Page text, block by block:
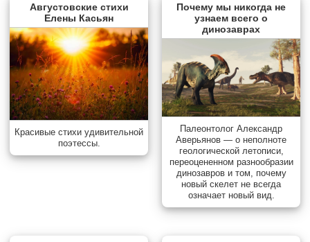
Августовские стихи
Елены Касьян
Красивые стихи удивительной
поэтессы.
Почему мы никогда не
узнаем всего о
динозаврах
Палеонтолог Александр
Аверьянов — о неполноте
геологической летописи,
переоцененном разнообразии
динозавров и том, почему
новый скелет не всегда
означает новый вид.